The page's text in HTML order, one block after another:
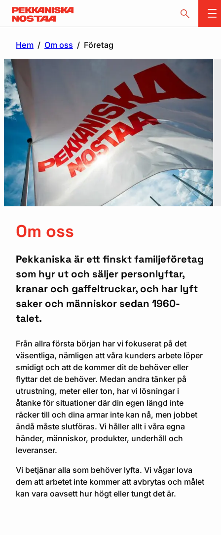
Hem / Om oss / Företag
Om oss
Pekkaniska är ett finskt familjeföretag
som hyr ut och säljer personlyftar,
kranar och gaffeltruckar, och har lyft
saker och människor sedan 1960-
talet.
Från allra första början har vi fokuserat på det
väsentliga, nämligen att våra kunders arbete löper
smidigt och att de kommer dit de behöver eller
flyttar det de behöver. Medan andra tänker på
utrustning, meter eller ton, har vi lösningar i
åtanke för situationer där din egen längd inte
räcker till och dina armar inte kan nå, men jobbet
ändå måste slutföras. Vi håller allt i våra egna
händer, människor, produkter, underhåll och
leveranser.
Vi betjänar alla som behöver lyfta. Vi vågar lova
dem att arbetet inte kommer att avbrytas och målet
kan vara oavsett hur högt eller tungt det är.